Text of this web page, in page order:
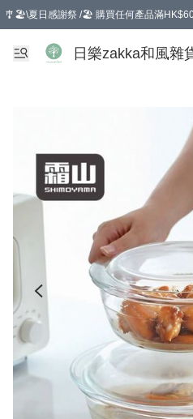
🎐🏖️\夏日感謝祭 /🏖️ 購買任何產品滿
選擇GoGoX住宅/工商地址配送，單一訂
日樂zakka和風雜